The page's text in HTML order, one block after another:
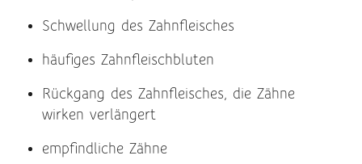
Schwellung des Zahnfleisches
häufiges Zahnfleischbluten
Rückgang des Zahnfleisches, die Zähne
wirken verlängert
empfindliche Zähne